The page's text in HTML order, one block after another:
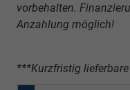
vorbehalten.
Anzahlung möglich!
***Kurzfristig